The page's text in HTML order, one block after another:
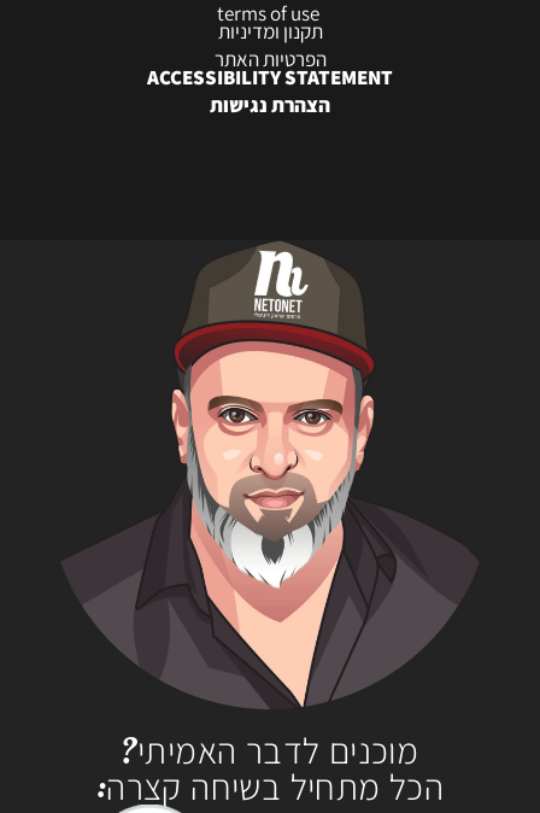
תקנון ומדיניות
הפרטיות האתר
ACCESSIBILITY STATEMENT
הצהרת נגישות
מוכנים לדבר האמיתי?
הכל מתחיל בשיחה קצרה: